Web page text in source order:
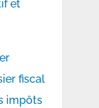
et
fiscal
impôts